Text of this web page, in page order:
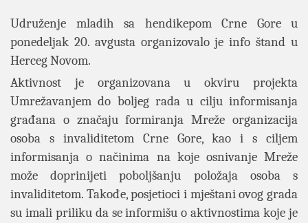
Udruženje mladih sa hendikepom Crne Gore u
ponedeljak 20. avgusta organizovalo je info štand u
Herceg Novom.
Aktivnost je organizovana u okviru projekta
Umrežavanjem do boljeg rada u cilju informisanja
građana o značaju formiranja Mreže organizacija
osoba s invaliditetom Crne Gore, kao i s ciljem
informisanja o načinima na koje osnivanje Mreže
može doprinijeti poboljšanju položaja osoba s
invaliditetom. Takođe, posjetioci i mještani ovog grada
su imali priliku da se informišu o aktivnostima koje je